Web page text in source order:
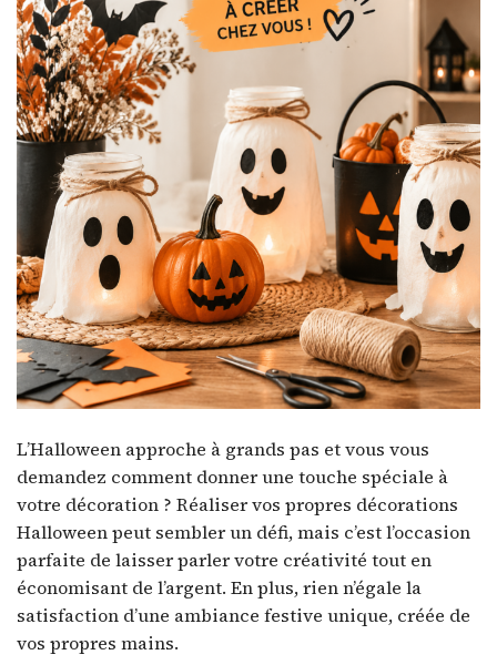
L’Halloween approche à grands pas et vous vous
demandez comment donner une touche spéciale à
votre décoration ? Réaliser vos propres décorations
Halloween peut sembler un défi, mais c’est l’occasion
parfaite de laisser parler votre créativité tout en
économisant de l’argent. En plus, rien n’égale la
satisfaction d’une ambiance festive unique, créée de
vos propres mains.